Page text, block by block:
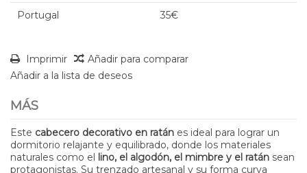
Portugal 35€
Imprimir
Añadir para comparar
Añadir a la lista de deseos
MÁS
Este cabecero decorativo en ratán es ideal para lograr un
dormitorio relajante y equilibrado, donde los materiales
naturales como el lino, el algodón, el mimbre y el ratán sean
protagonistas. Su trenzado artesanal y su forma curva